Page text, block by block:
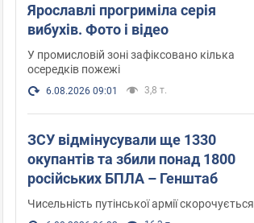
Ярославлі прогриміла серія
вибухів. Фото і відео
У промисловій зоні зафіксовано кілька
осередків пожежі
6.08.2026 09:01 3,8 т.
ЗСУ відмінусували ще 1330
окупантів та збили понад 1800
російських БПЛА – Генштаб
Чисельність путінської армії скорочується